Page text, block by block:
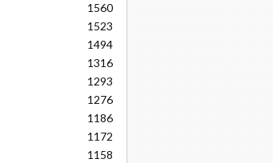
1560
1523
1494
1316
1293
1276
1186
1172
1158